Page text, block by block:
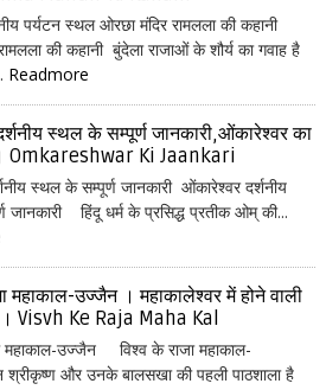
पर्यटन स्थल ओरछा मंदिर रामलला की कहानी
की कहानी बुंदेला राजाओं के शौर्य का गवाह है
Readmore
स्थल के सम्पूर्ण जानकारी,ओंकारेश्वर का
। Omkareshwar Ki Jaankari
स्थल के सम्पूर्ण जानकारी ओंकारेश्वर दर्शनीय
जानकारी हिंदू धर्म के प्रसिद्ध प्रतीक ओम् की...
महाकाल-उज्जैन । महाकालेश्वर में होने वाली
Visvh Ke Raja Maha Kal
महाकाल-उज्जैन विश्व के राजा महाकाल-
और उनके बालसखा की पहली पाठशाला है